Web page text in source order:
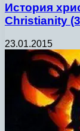
История
Christianity
23.01.2015